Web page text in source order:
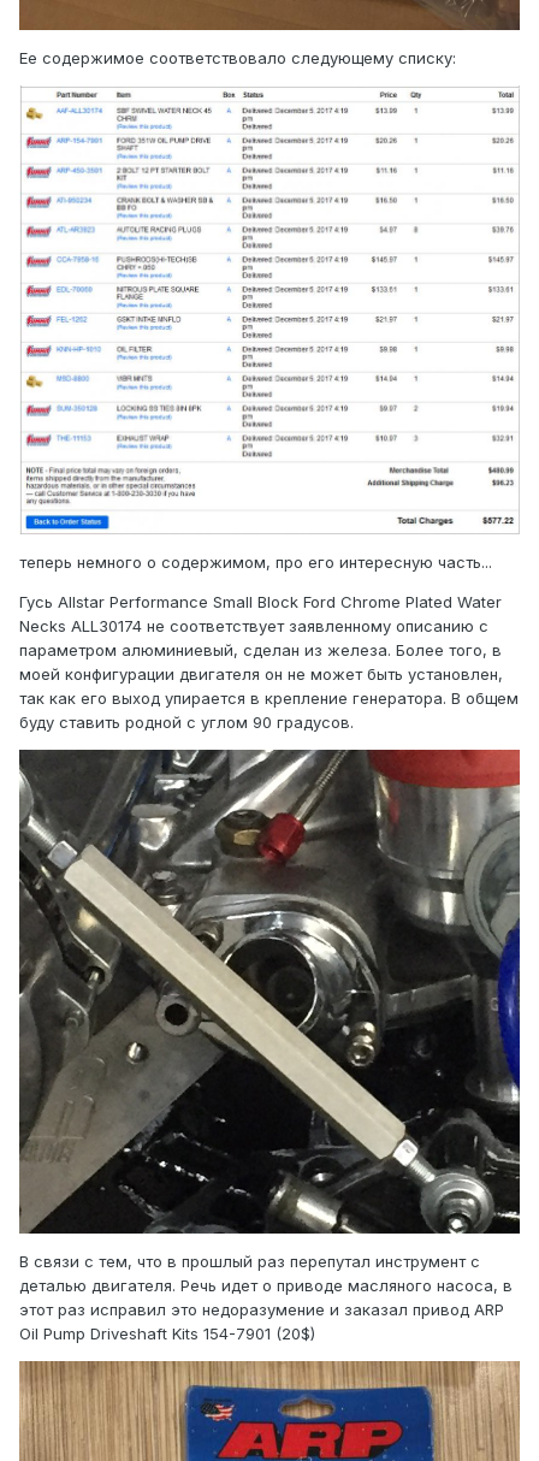
Ее содержимое соответствовало следующему списку:
теперь немного о содержимом, про его интересную часть...
Гусь Allstar Performance Small Block Ford Chrome Plated Water
Necks ALL30174 не соответствует заявленному описанию с
параметром алюминиевый, сделан из железа. Более того, в
моей конфигурации двигателя он не может быть установлен,
так как его выход упирается в крепление генератора. В общем
буду ставить родной с углом 90 градусов.
В связи с тем, что в прошлый раз перепутал инструмент с
деталью двигателя. Речь идет о приводе масляного насоса, в
этот раз исправил это недоразумение и заказал привод ARP
Oil Pump Driveshaft Kits 154-7901 (20$)